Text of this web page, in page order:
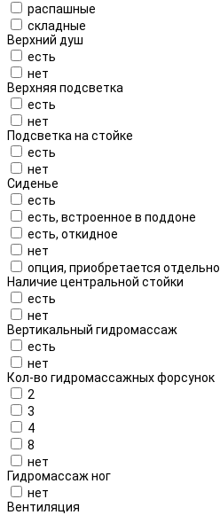
распашные
складные
Верхний душ
есть
нет
Верхняя подсветка
есть
нет
Подсветка на стойке
есть
нет
Сиденье
есть
есть, встроенное в поддоне
есть, откидное
нет
опция, приобретается отдельно
Наличие центральной стойки
есть
нет
Вертикальный гидромассаж
есть
нет
Кол-во гидромассажных форсунок
2
3
4
8
нет
Гидромассаж ног
нет
Вентиляция